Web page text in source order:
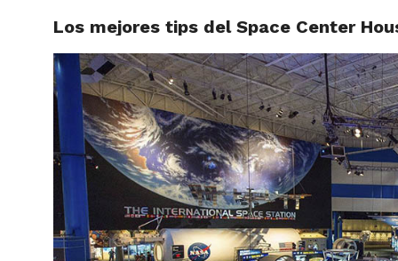
Los mejores tips del Space Center